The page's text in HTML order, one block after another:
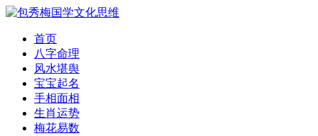
首页
八字命理
风水堪舆
宝宝起名
手相面相
生肖运势
梅花易数